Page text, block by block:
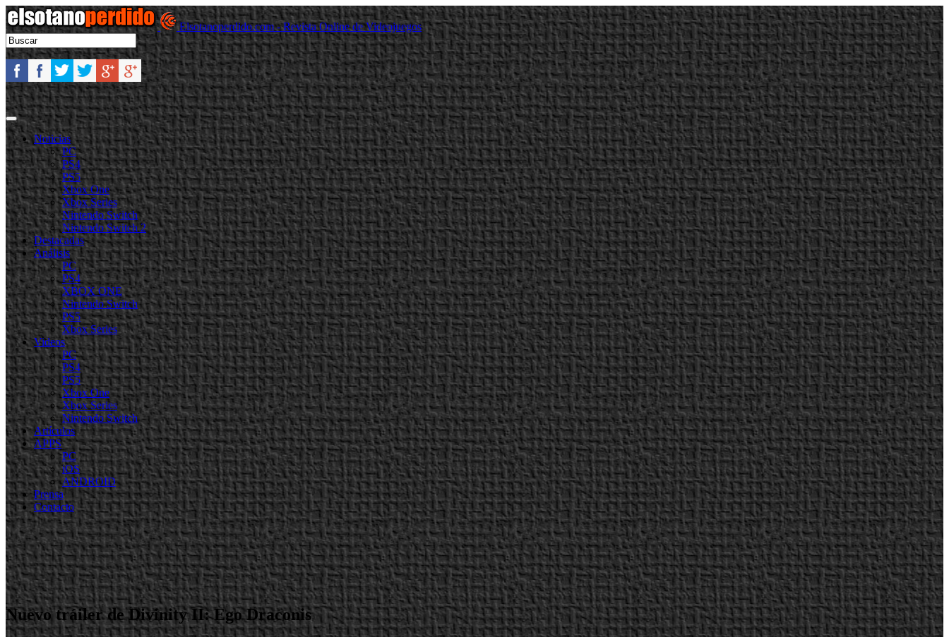
Elsotanoperdido.com - Revista Online de Videojuegos
Noticias
PC
PS4
PS5
Xbox One
Xbox Series
Nintendo Switch
Nintendo Switch 2
Destacadas
Análisis
PC
PS4
XBOX ONE
Nintendo Switch
PS5
Xbox Series
Videos
PC
PS4
PS5
Xbox One
Xbox Series
Nintendo Switch
Artículos
APPS
PC
iOS
ANDROID
Prensa
Contacto
Nuevo tráiler de Divinity II: Ego Draconis